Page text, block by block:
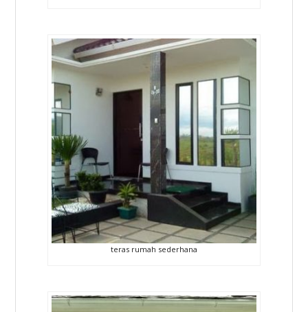
teras rumah sederhana